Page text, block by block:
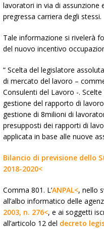
lavoratori in via di assunzione
pregressa carriera degli stessi.
Tale informazione si rivelerà
del nuovo incentivo
“ Scelta del legislatore
di mercato del lavoro –
Consulenti del Lavoro -.
gestione del rapporto di
gestione di 8milioni di
presupposti dei rapporti di
applicata in base alle nuove
Bilancio di previsione dello
2018-2020<
Comma 801. L’ANPAL<, nello
all’albo informatico delle
2003, n. 276<, e ai soggetti
all’articolo 12 del decreto